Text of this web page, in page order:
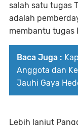
salah satu tugas
adalah
membantu tugas
Baca Juga :
Anggota dan
Jauhi Gaya
Lebih lanjut